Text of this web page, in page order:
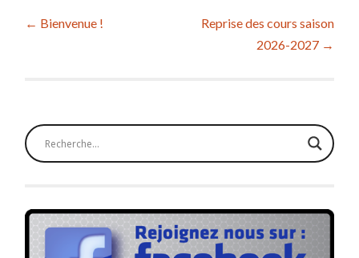
Post
← Bienvenue !
Reprise des cours saison
2026-2027 →